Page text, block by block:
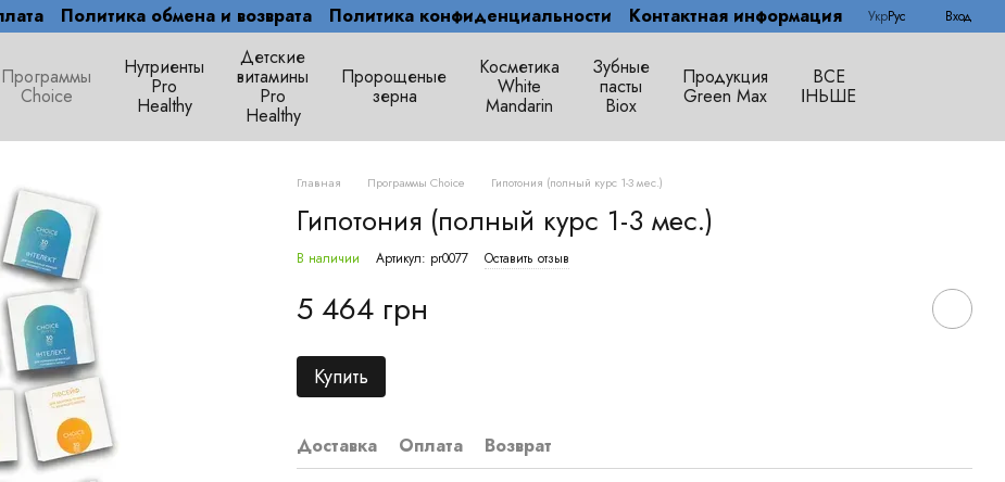
Политика обмена и возврата Политика конфиденциальности Контактная информация УкрРус Вход
Программы
Choice
Нутриенты
Pro
Healthy
Детские
витамины
Pro
Healthy
Пророщеные
зерна
Косметика
White
Mandarin
Зубные
пасты
Biox
Продукция
Green Max
ВСЕ
ІНЬШЕ
Главная Программы Choice Гипотония (полный курс 1-3 мес.)
Гипотония (полный курс 1-3 мес.)
В наличии Артикул: pr0077 Оставить отзыв
5 464 грн
Купить
Доставка Оплата
Возврат